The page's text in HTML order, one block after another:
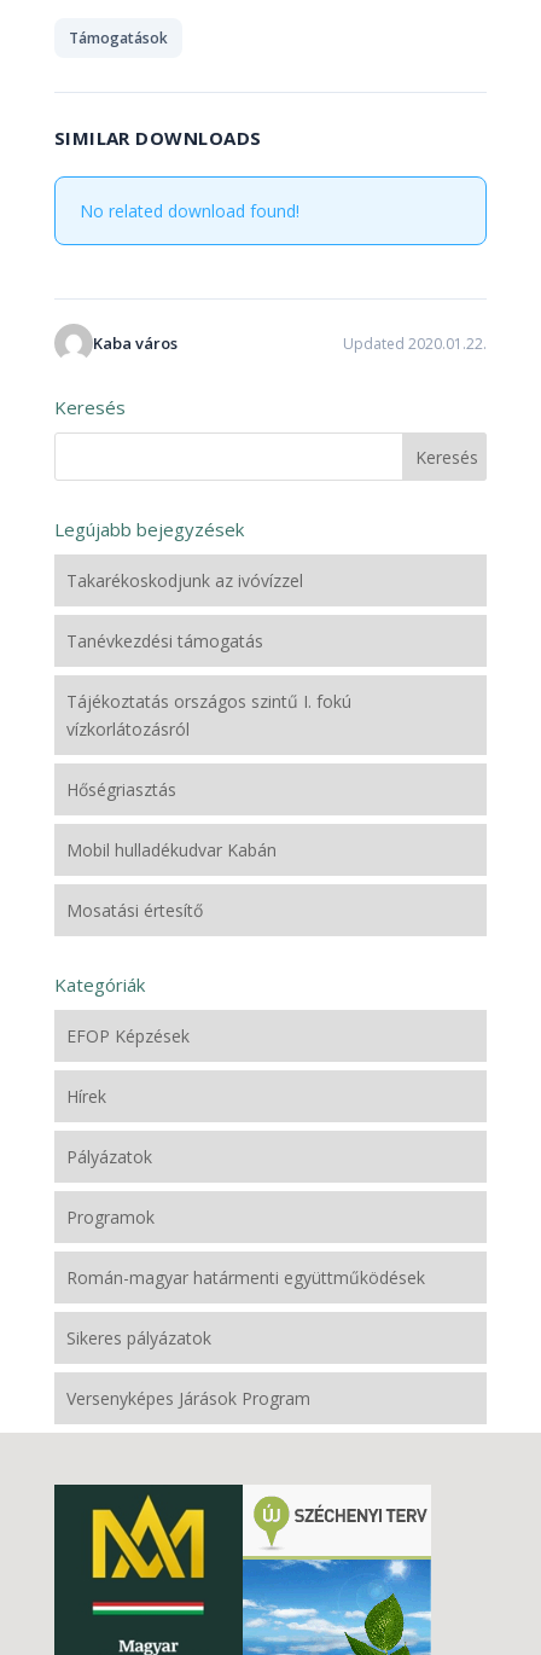
Támogatások
SIMILAR DOWNLOADS
No related download found!
Kaba város Updated 2020.01.22.
Keresés
Legújabb bejegyzések
Takarékoskodjunk az ivóvízzel
Tanévkezdési támogatás
Tájékoztatás országos szintű I. fokú
vízkorlátozásról
Hőségriasztás
Mobil hulladékudvar Kabán
Mosatási értesítő
Kategóriák
EFOP Képzések
Hírek
Pályázatok
Programok
Román-magyar határmenti együttműködések
Sikeres pályázatok
Versenyképes Járások Program